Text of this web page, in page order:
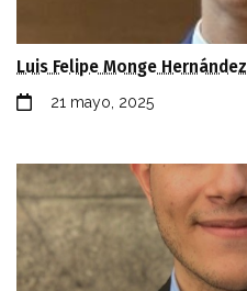
Luis Felipe Monge Hernández
21 mayo, 2025